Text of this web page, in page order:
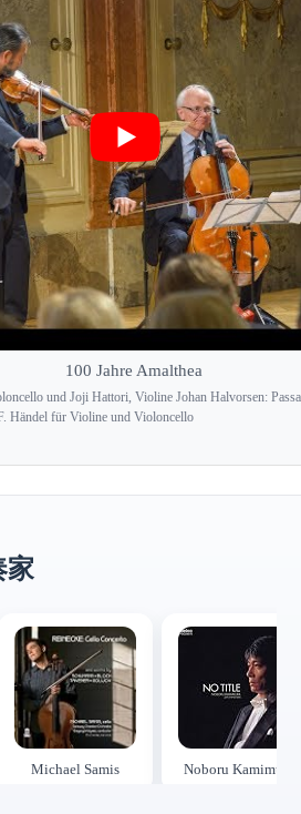
100 Jahre Amalthea
und Joji Hattori, Violine Johan Halvorsen:
Händel für Violine und Violoncello
家
Michael Samis Noboru Kamimura